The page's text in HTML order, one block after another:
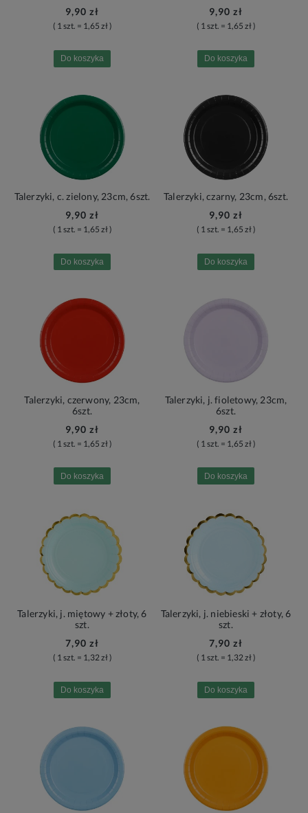
9,90 zł
( 1 szt. = 1,65 zł )
Do koszyka
9,90 zł
( 1 szt. = 1,65 zł )
Do koszyka
Talerzyki, c. zielony, 23cm, 6szt.
9,90 zł
( 1 szt. = 1,65 zł )
Do koszyka
Talerzyki, czarny, 23cm, 6szt.
9,90 zł
( 1 szt. = 1,65 zł )
Do koszyka
Talerzyki, czerwony, 23cm,
6szt.
9,90 zł
( 1 szt. = 1,65 zł )
Do koszyka
Talerzyki, j. fioletowy, 23cm,
6szt.
9,90 zł
( 1 szt. = 1,65 zł )
Do koszyka
Talerzyki, j. miętowy + złoty, 6
szt.
7,90 zł
( 1 szt. = 1,32 zł )
Do koszyka
Talerzyki, j. niebieski + złoty, 6
szt.
7,90 zł
( 1 szt. = 1,32 zł )
Do koszyka